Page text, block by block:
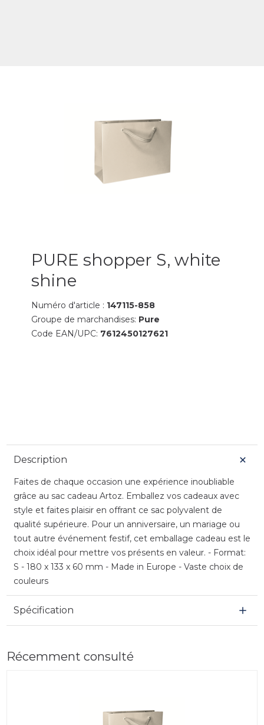
PURE shopper S, white
shine
Numéro d'article : 147115-858
Groupe de marchandises: Pure
Code EAN/UPC: 7612450127621
Description
Faites de chaque occasion une expérience inoubliable
grâce au sac cadeau Artoz. Emballez vos cadeaux avec
style et faites plaisir en offrant ce sac polyvalent de
qualité supérieure. Pour un anniversaire, un mariage ou
tout autre événement festif, cet emballage cadeau est le
choix idéal pour mettre vos présents en valeur. - Format:
S - 180 x 133 x 60 mm - Made in Europe - Vaste choix de
couleurs
Spécification
Récemment consulté